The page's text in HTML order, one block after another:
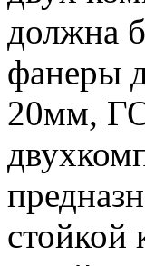
должна
фанеры
20мм,